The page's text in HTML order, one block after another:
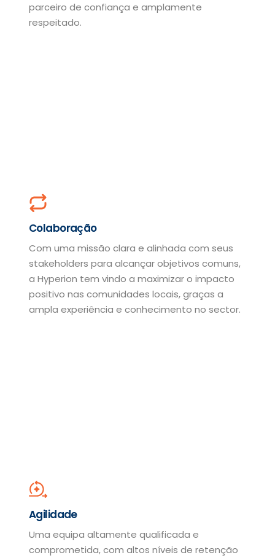
parceiro de confiança e amplamente
respeitado.
Colaboração
Com uma missão clara e alinhada com seus
stakeholders para alcançar objetivos comuns,
a Hyperion tem vindo a maximizar o impacto
positivo nas comunidades locais, graças a
ampla experiência e conhecimento no sector.
Agilidade
Uma equipa altamente qualificada e
comprometida, com altos níveis de retenção